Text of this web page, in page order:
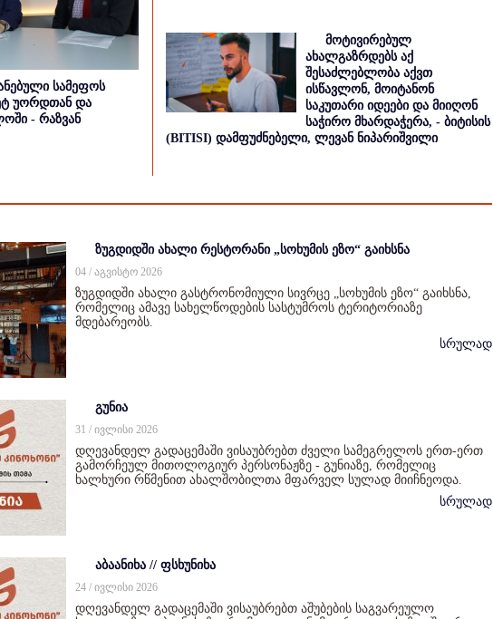
სამეფოს
უორდთან და
- რაზვან
მოტივირებულ
ახალგაზრდებს აქ
შესაძლებლობა აქვთ
ისწავლონ, მოიტანონ
საკუთარი იდეები და მიიღონ
საჭირო მხარდაჭერა, - ბიტისის
(BITISI) დამფუძნებელი, ლევან ნიპარიშვილი
ზუგდიდში ახალი რესტორანი „სოხუმის ეზო“ გაიხსნა
04 / აგვისტო 2026
ზუგდიდში ახალი გასტრონომიული სივრცე „სოხუმის ეზო“ გაიხსნა,
რომელიც ამავე სახელწოდების სასტუმროს ტერიტორიაზე
მდებარეობს.
სრულად
გუნია
31 / ივლისი 2026
დღევანდელ გადაცემაში ვისაუბრებთ ძველი სამეგრელოს ერთ-ერთ
გამორჩეულ მითოლოგიურ პერსონაჟზე - გუნიაზე, რომელიც
ხალხური რწმენით ახალშობილთა მფარველ სულად მიიჩნეოდა.
სრულად
აბაანიხა // ფსხუნიხა
24 / ივლისი 2026
დღევანდელ გადაცემაში ვისაუბრებთ აშუბების საგვარეულო